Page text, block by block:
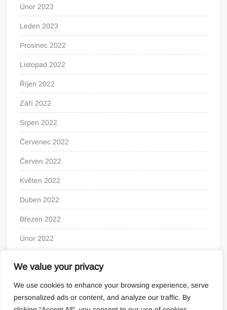
We value your privacy
We use cookies to enhance your browsing experience, serve
personalized ads or content, and analyze our traffic. By
Únor 2023
Leden 2023
Prosinec 2022
Listopad 2022
Říjen 2022
Září 2022
Srpen 2022
Červenec 2022
Červen 2022
Květen 2022
Duben 2022
Březen 2022
Únor 2022